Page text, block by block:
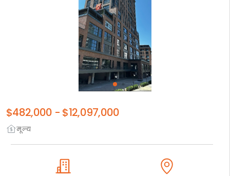
मूल्य
$482,000 - $12,097,000